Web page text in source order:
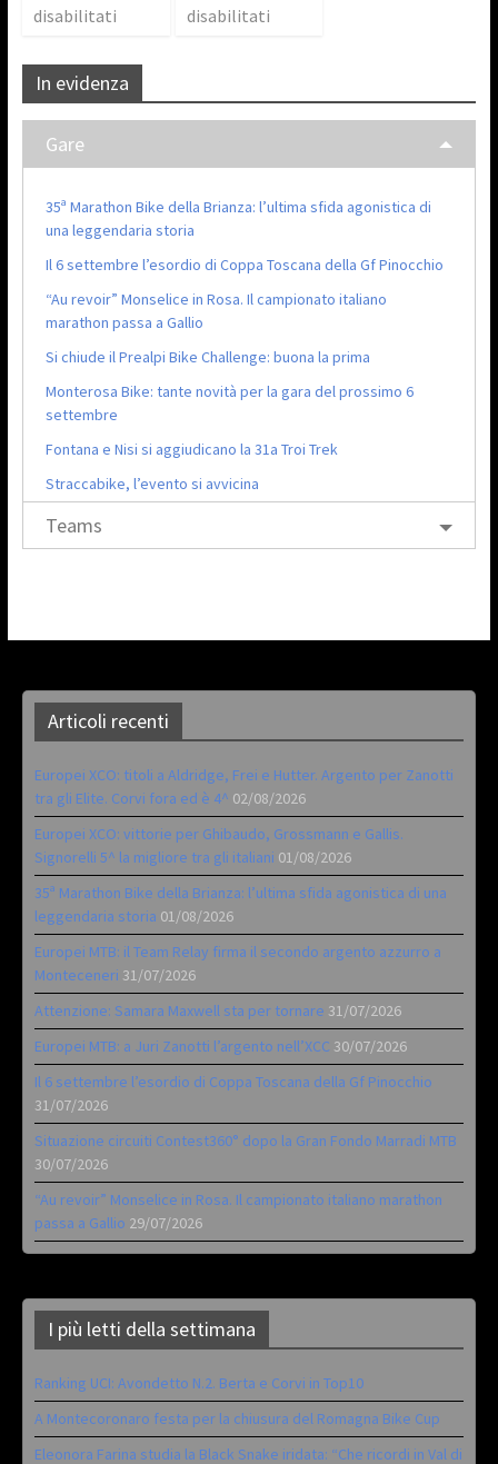
disabilitati
disabilitati
In evidenza
Gare
35ª Marathon Bike della Brianza: l’ultima sfida agonistica di
una leggendaria storia
Il 6 settembre l’esordio di Coppa Toscana della Gf Pinocchio
“Au revoir” Monselice in Rosa. Il campionato italiano
marathon passa a Gallio
Si chiude il Prealpi Bike Challenge: buona la prima
Monterosa Bike: tante novità per la gara del prossimo 6
settembre
Fontana e Nisi si aggiudicano la 31a Troi Trek
Straccabike, l’evento si avvicina
Teams
Articoli recenti
Europei XCO: titoli a Aldridge, Frei e Hutter. Argento per Zanotti
tra gli Elite. Corvi fora ed è 4^ 02/08/2026
Europei XCO: vittorie per Ghibaudo, Grossmann e Gallis.
Signorelli 5^ la migliore tra gli italiani 01/08/2026
35ª Marathon Bike della Brianza: l’ultima sfida agonistica di una
leggendaria storia 01/08/2026
Europei MTB: il Team Relay firma il secondo argento azzurro a
Monteceneri 31/07/2026
Attenzione: Samara Maxwell sta per tornare 31/07/2026
Europei MTB: a Juri Zanotti l’argento nell’XCC 30/07/2026
Il 6 settembre l’esordio di Coppa Toscana della Gf Pinocchio
31/07/2026
Situazione circuiti Contest360° dopo la Gran Fondo Marradi MTB
30/07/2026
“Au revoir” Monselice in Rosa. Il campionato italiano marathon
passa a Gallio 29/07/2026
I più letti della settimana
Ranking UCI: Avondetto N.2. Berta e Corvi in Top10
A Montecoronaro festa per la chiusura del Romagna Bike Cup
Eleonora Farina studia la Black Snake iridata: “Che ricordi in Val di